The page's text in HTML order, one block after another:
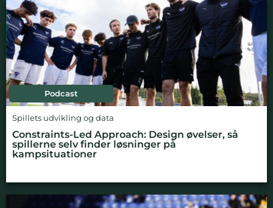
Podcast
Spillets udvikling og data
Constraints-Led Approach: Design øvelser, så
spillerne selv finder løsninger på
kampsituationer